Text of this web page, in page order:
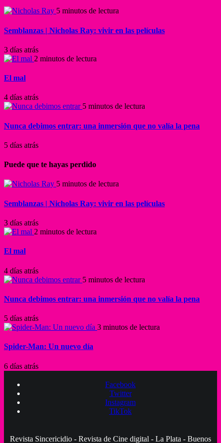
5 minutos de lectura
Semblanzas | Nicholas Ray: vivir en las películas
3 días atrás
2 minutos de lectura
El mal
4 días atrás
5 minutos de lectura
Nunca debimos entrar: una inmersión que no valía la pena
5 días atrás
Puede que te hayas perdido
5 minutos de lectura
Semblanzas | Nicholas Ray: vivir en las películas
3 días atrás
2 minutos de lectura
El mal
4 días atrás
5 minutos de lectura
Nunca debimos entrar: una inmersión que no valía la pena
5 días atrás
3 minutos de lectura
Spider-Man: Un nuevo día
6 días atrás
Facebook
Twitter
Instagram
TikTok
Revista Sincericidio - Revista de Cine digital - La Plata - Buenos